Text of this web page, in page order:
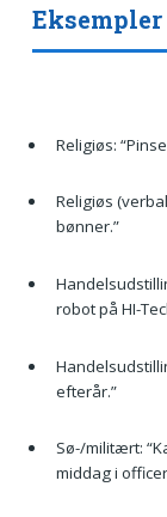
Religiøs:
Religiøs
bønner.”
robot på HI-
efterår.”
Sø-/militært:
middag i